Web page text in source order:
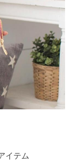
イテム